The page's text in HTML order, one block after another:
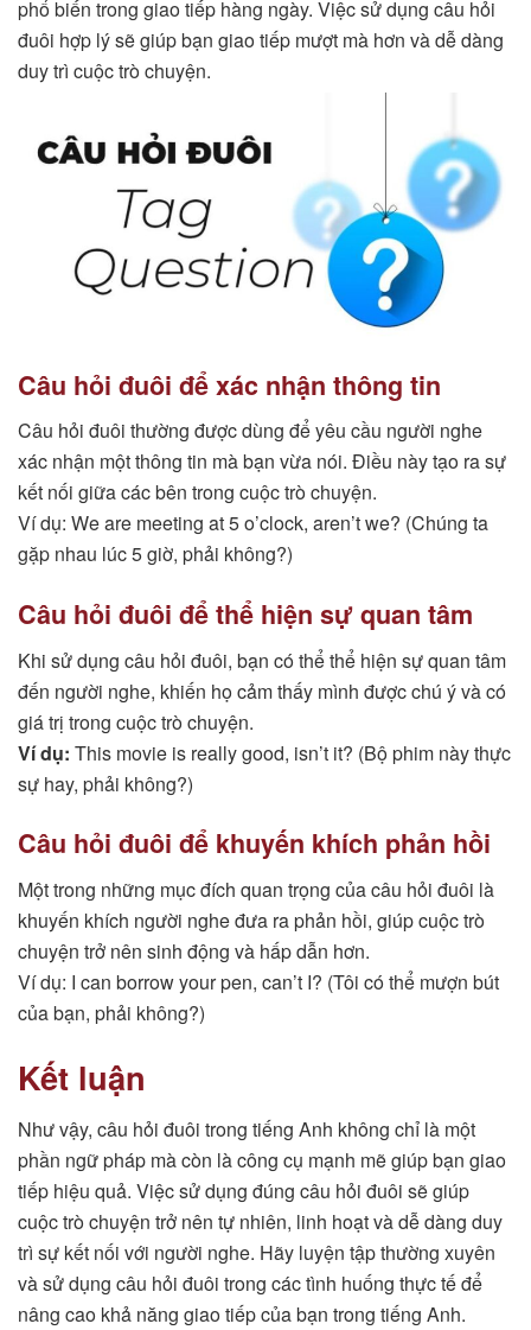
phổ biến trong giao tiếp hàng ngày. Việc sử dụng câu hỏi
đuôi hợp lý sẽ giúp bạn giao tiếp mượt mà hơn và dễ dàng
duy trì cuộc trò chuyện.
Câu hỏi đuôi để xác nhận thông tin
Câu hỏi đuôi thường được dùng để yêu cầu người nghe
xác nhận một thông tin mà bạn vừa nói. Điều này tạo ra sự
kết nối giữa các bên trong cuộc trò chuyện.
Ví dụ: We are meeting at 5 o’clock, aren’t we? (Chúng ta
gặp nhau lúc 5 giờ, phải không?)
Câu hỏi đuôi để thể hiện sự quan tâm
Khi sử dụng câu hỏi đuôi, bạn có thể thể hiện sự quan tâm
đến người nghe, khiến họ cảm thấy mình được chú ý và có
giá trị trong cuộc trò chuyện.
Ví dụ: This movie is really good, isn’t it? (Bộ phim này thực
sự hay, phải không?)
Câu hỏi đuôi để khuyến khích phản hồi
Một trong những mục đích quan trọng của câu hỏi đuôi là
khuyến khích người nghe đưa ra phản hồi, giúp cuộc trò
chuyện trở nên sinh động và hấp dẫn hơn.
Ví dụ: I can borrow your pen, can’t I? (Tôi có thể mượn bút
của bạn, phải không?)
Kết luận
Như vậy, câu hỏi đuôi trong tiếng Anh không chỉ là một
phần ngữ pháp mà còn là công cụ mạnh mẽ giúp bạn giao
tiếp hiệu quả. Việc sử dụng đúng câu hỏi đuôi sẽ giúp
cuộc trò chuyện trở nên tự nhiên, linh hoạt và dễ dàng duy
trì sự kết nối với người nghe. Hãy luyện tập thường xuyên
và sử dụng câu hỏi đuôi trong các tình huống thực tế để
nâng cao khả năng giao tiếp của bạn trong tiếng Anh.